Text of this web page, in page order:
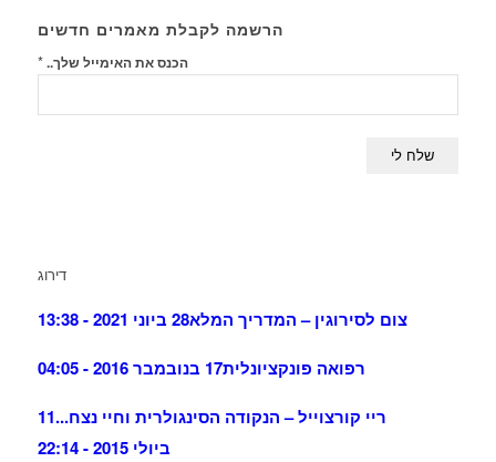
הרשמה לקבלת מאמרים חדשים
הכנס את האימייל שלך..*
דירוג
צום לסירוגין – המדריך המלא28 ביוני 2021 - 13:38
רפואה פונקציונלית17 בנובמבר 2016 - 04:05
ריי קורצוייל – הנקודה הסינגולרית וחיי נצח...11
ביולי 2015 - 22:14